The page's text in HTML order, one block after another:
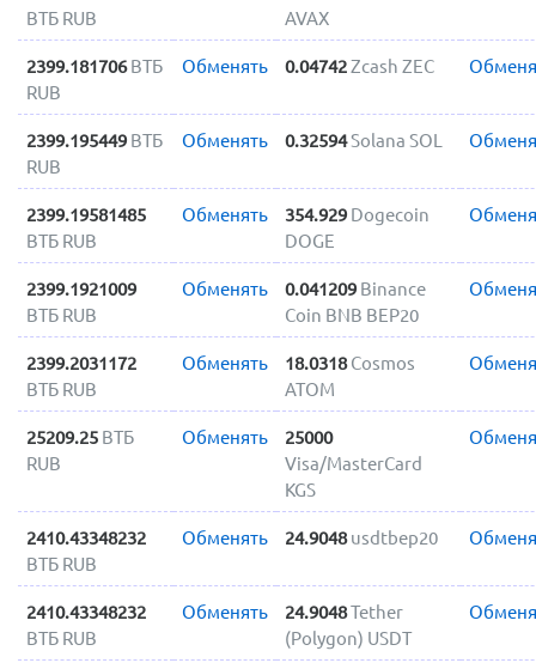
ВТБ RUB
AVAX
2399.181706 ВТБ
RUB
Обменять 0.04742Zcash ZEC
2399.195449 ВТБ
RUB
Обменять 0.32594Solana SOL
2399.19581485
ВТБ RUB
Обменять 354.929 Dogecoin
DOGE
2399.1921009
ВТБ RUB
Обменять 0.041209 Binance
Coin BNB BEP20
2399.2031172
ВТБ RUB
Обменять 18.0318 Cosmos
ATOM
25209.25 ВТБ
RUB
Обменять
25000
Visa/MasterCard
KGS
2410.43348232
ВТБ RUB
Обменять 24.9048 usdtbep20
2410.43348232
ВТБ RUB
Обменять 24.9048Tether
(Polygon) USDT